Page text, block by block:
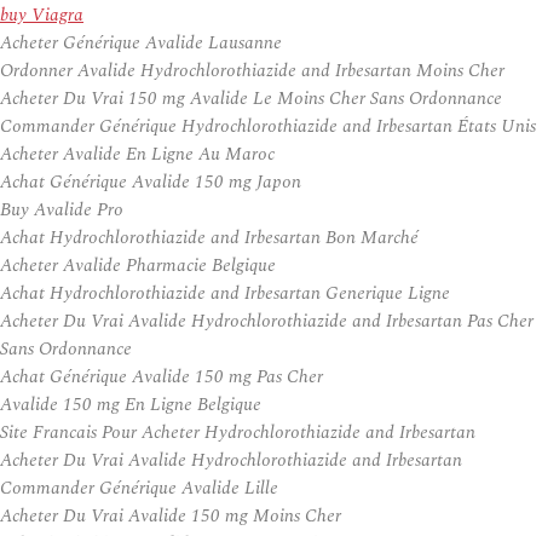
buy Viagra
Acheter Générique Avalide Lausanne
Ordonner Avalide Hydrochlorothiazide and Irbesartan Moins Cher
Acheter Du Vrai 150 mg Avalide Le Moins Cher Sans Ordonnance
Commander Générique Hydrochlorothiazide and Irbesartan États Unis
Acheter Avalide En Ligne Au Maroc
Achat Générique Avalide 150 mg Japon
Buy Avalide Pro
Achat Hydrochlorothiazide and Irbesartan Bon Marché
Acheter Avalide Pharmacie Belgique
Achat Hydrochlorothiazide and Irbesartan Generique Ligne
Acheter Du Vrai Avalide Hydrochlorothiazide and Irbesartan Pas Cher
Sans Ordonnance
Achat Générique Avalide 150 mg Pas Cher
Avalide 150 mg En Ligne Belgique
Site Francais Pour Acheter Hydrochlorothiazide and Irbesartan
Acheter Du Vrai Avalide Hydrochlorothiazide and Irbesartan
Commander Générique Avalide Lille
Acheter Du Vrai Avalide 150 mg Moins Cher